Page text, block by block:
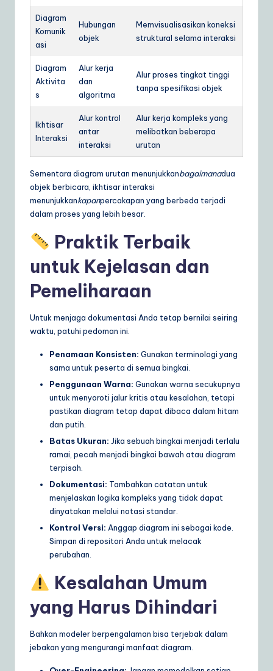
Diagram
Komunik
asi
Hubungan
objek
Memvisualisasikan koneksi
struktural selama interaksi
Diagram
Aktivita
s
Alur kerja
dan
algoritma
Alur proses tingkat tinggi
tanpa spesifikasi objek
Ikhtisar
Interaksi
Alur kontrol
antar
interaksi
Alur kerja kompleks yang
melibatkan beberapa
urutan
Sementara diagram urutan menunjukkanbagaimanadua
objek berbicara, ikhtisar interaksi
menunjukkankapanpercakapan yang berbeda terjadi
dalam proses yang lebih besar.
Praktik Terbaik
untuk Kejelasan dan
Pemeliharaan
Untuk menjaga dokumentasi Anda tetap bernilai seiring
waktu, patuhi pedoman ini.
Penamaan Konsisten: Gunakan terminologi yang
sama untuk peserta di semua bingkai.
Penggunaan Warna: Gunakan warna secukupnya
untuk menyoroti jalur kritis atau kesalahan, tetapi
pastikan diagram tetap dapat dibaca dalam hitam
dan putih.
Batas Ukuran: Jika sebuah bingkai menjadi terlalu
ramai, pecah menjadi bingkai bawah atau diagram
terpisah.
Dokumentasi: Tambahkan catatan untuk
menjelaskan logika kompleks yang tidak dapat
dinyatakan melalui notasi standar.
Kontrol Versi: Anggap diagram ini sebagai kode.
Simpan di repositori Anda untuk melacak
perubahan.
Kesalahan Umum
yang Harus Dihindari
Bahkan modeler berpengalaman bisa terjebak dalam
jebakan yang mengurangi manfaat diagram.